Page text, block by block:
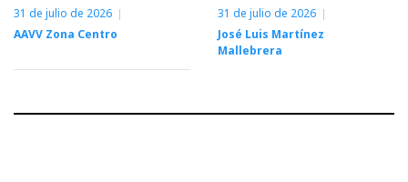
31 de julio de 2026
AAVV Zona Centro
31 de julio de 2026
José Luis Martínez
Mallebrera